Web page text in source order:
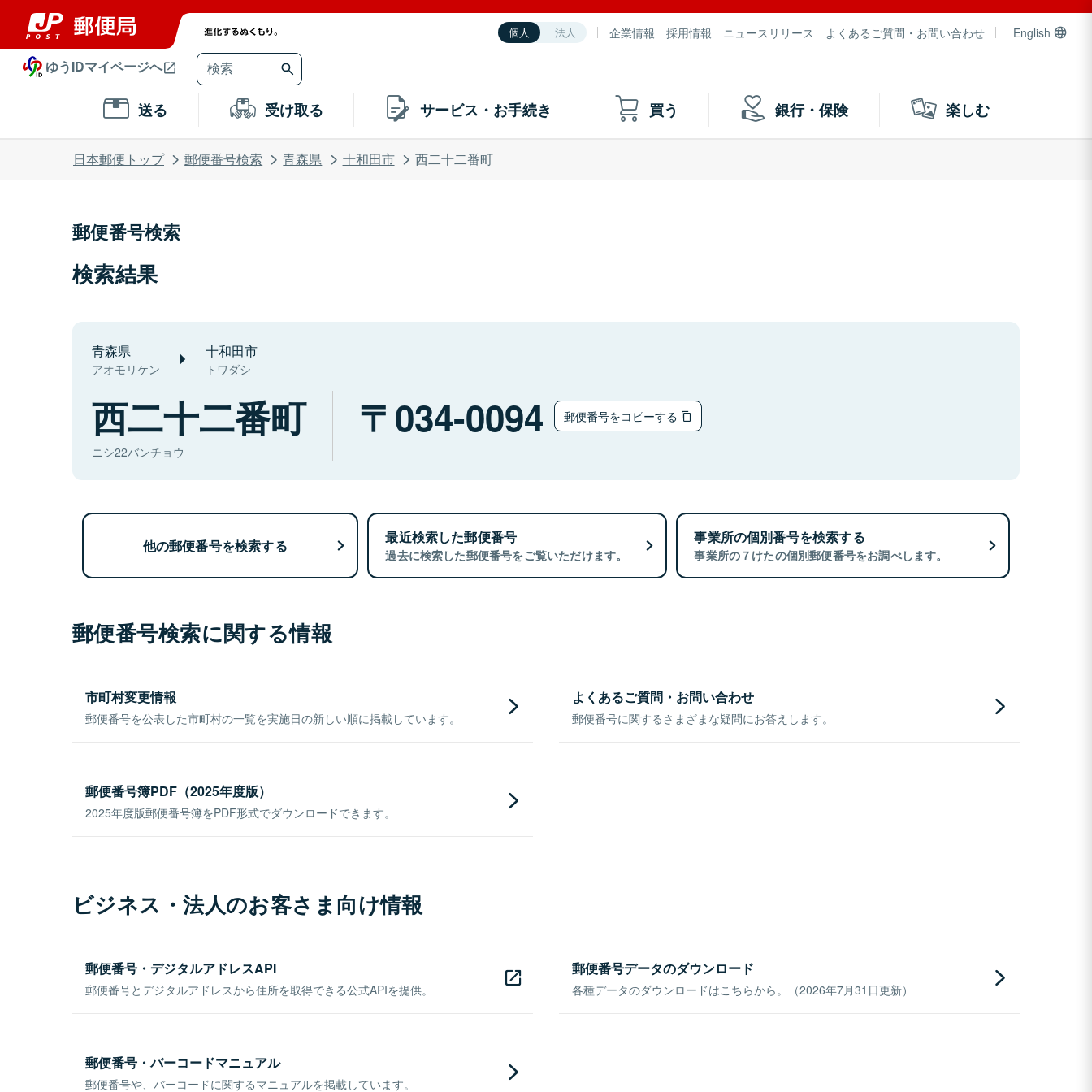
個人 法人 企業情報 採用情報 ニュースリリース よくあるご質問・お問い合わせ English
ゆうIDマイページへ
送る 受け取る サービス・お手続き 買う 銀行・保険 楽しむ
日本郵便トップ 郵便番号検索 青森県 十和田市 西二十二番町
郵便番号検索
検索結果
青森県
アオモリケン
十和田市
トワダシ
西二十二番町
ニシ22バンチョウ
034-0094 郵便番号をコピーする
他の郵便番号を検索する 最近検索した郵便番号
過去に検索した郵便番号をご覧いただけます。
事業所の個別番号を検索する
事業所の７けたの個別郵便番号をお調べします。
郵便番号検索に関する情報
市町村変更情報
郵便番号を公表した市町村の一覧を実施日の新しい順に掲載しています。
よくあるご質問・お問い合わせ
郵便番号に関するさまざまな疑問にお答えします。
郵便番号簿PDF（2025年度版）
2025年度版郵便番号簿をPDF形式でダウンロードできます。
ビジネス・法人のお客さま向け情報
郵便番号・デジタルアドレスAPI
郵便番号とデジタルアドレスから住所を取得できる公式APIを提供。
郵便番号データのダウンロード
各種データのダウンロードはこちらから。（2026年7月31日更新）
郵便番号・バーコードマニュアル
郵便番号や、バーコードに関するマニュアルを掲載しています。